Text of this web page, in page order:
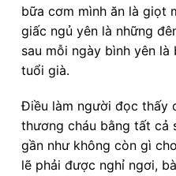
bữa cơm mình ăn là giọt
giấc ngủ yên là những
sau mỗi ngày bình yên
tuổi già.
Điều làm người đọc thấy
thương cháu bằng tất cả
gần như không còn gì
lẽ phải được nghỉ ngơi,